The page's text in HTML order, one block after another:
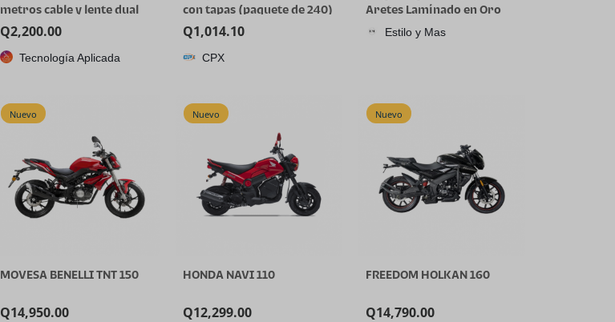
metros cable y lente dual
Q2,200.00
Tecnología Aplicada
con tapas (paquete de 240)
a granel – Recipiente de
plástico de cuarto de galón
con tapa, desechable, 32
alimentos, recipiente alto
Q1,014.10
CPX
Aretes Laminado en Oro
18KEstilo y Mas
Nuevo
MOVESA BENELLI TNT 150
Q14,950.00
Nuevo
HONDA NAVI 110
Q12,299.00
Nuevo
FREEDOM HOLKAN 160
Q14,790.00